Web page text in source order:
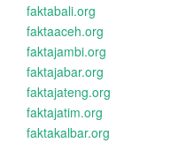
faktabali.org
faktaaceh.org
faktajambi.org
faktajabar.org
faktajateng.org
faktajatim.org
faktakalbar.org